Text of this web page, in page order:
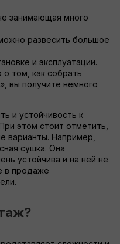
занимающая много
развесить большое
и эксплуатации.
том, как собрать
вы получите немного
и устойчивость к
этом стоит отметить,
варианты. Например,
сушка. Она
устойчива и на ней не
в продаже